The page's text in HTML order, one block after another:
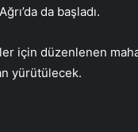
da başladı.
için düzenlenen
yürütülecek.